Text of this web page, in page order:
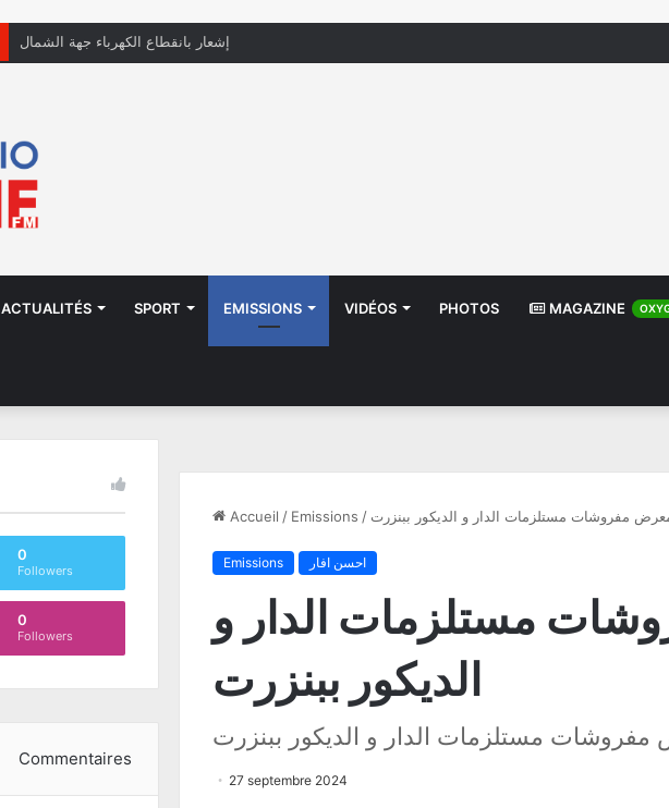
منظّمة تدعو السلطات إلى التدخل بعد تداول صور أطفال يعيشون في الشوارع
ACTUALITÉS SPORT EMISSIONS VIDÉOS PHOTOS MAGAZINE
Accueil / Emissions / مفروشات مستلزمات الدار و الديكور ببنزرت
Emissions احسن افار
مستلزمات الدار و
الديكور ببنزرت
مستلزمات الدار و الديكور ببنزرت
27 septembre 2024
0
Followers
0
Followers
Commentaires